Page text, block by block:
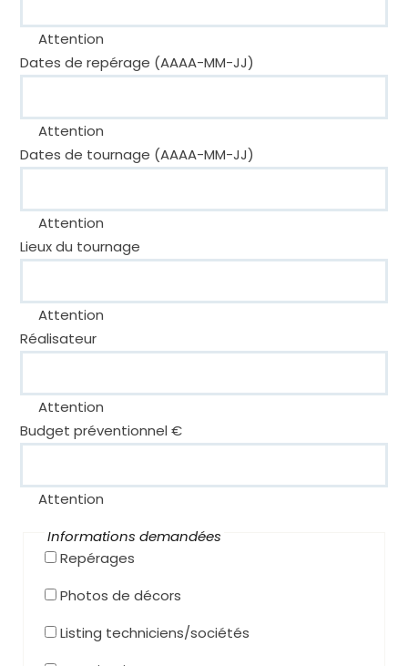
Attention
Dates de repérage (AAAA-MM-JJ)
Attention
Dates de tournage (AAAA-MM-JJ)
Attention
Lieux du tournage
Attention
Réalisateur
Attention
Budget préventionnel €
Attention
Informations demandées
Repérages
Photos de décors
Listing techniciens/sociétés